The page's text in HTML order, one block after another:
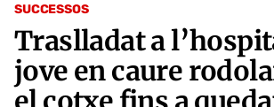
SUCCESSOS
Traslladat a
jove en caure